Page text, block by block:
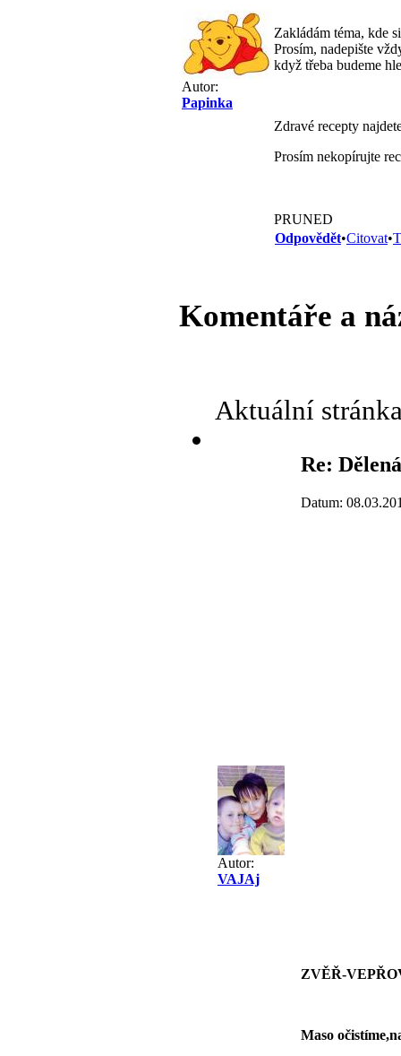
Autor:
Papinka
Zakládám téma, kde
Prosím, nadepište
když třeba budeme
Zdravé recepty
Prosím nekopírujte
PRUNED
Odpovědět•Citovat•
Komentáře a
Aktuální
Autor:
VAJAj
Re:
Datum:
ZVĚŘ-
Maso